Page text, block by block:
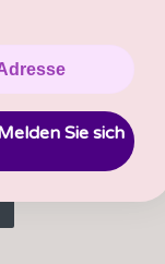
Sie sich